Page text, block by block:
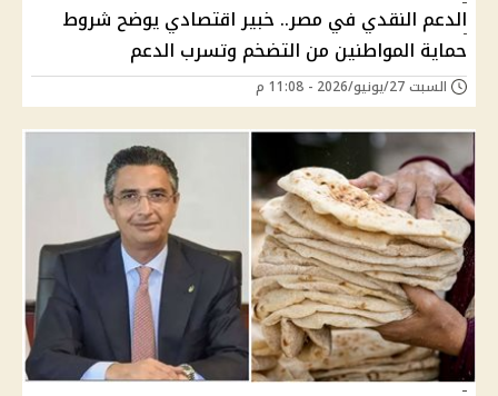
الدعم النقدي في مصر.. خبير اقتصادي يوضح شروط
حماية المواطنين من التضخم وتسرب الدعم
السبت 27/يونيو/2026 - 11:08 م